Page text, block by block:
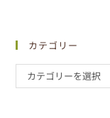
カテゴリー
カテゴリーを選択